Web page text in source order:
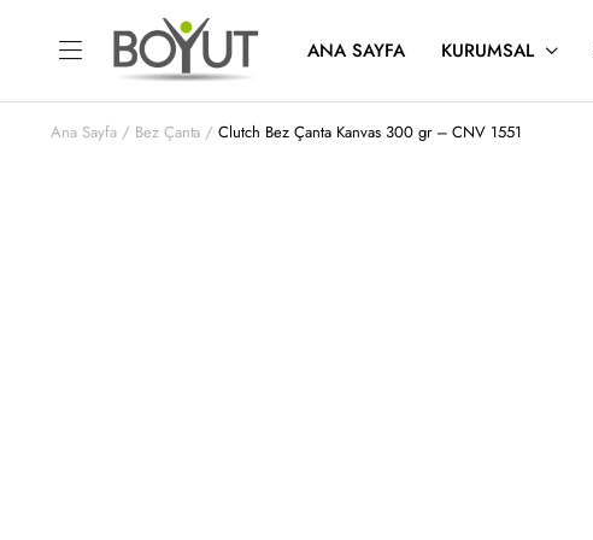
ANA SAYFA KURUMSAL
Ana Sayfa Bez Çanta Clutch Bez Çanta Kanvas 300 gr – CNV 1551